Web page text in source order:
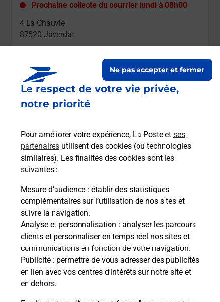
Le respect de votre vie privée,
notre priorité
Pour améliorer votre expérience, La Poste et ses
partenaires utilisent des cookies (ou technologies
similaires). Les finalités des cookies sont les
suivantes :
Mesure d’audience : établir des statistiques
complémentaires sur l’utilisation de nos sites et
suivre la navigation.
Analyse et personnalisation : analyser les parcours
clients et personnaliser en temps réel nos sites et
communications en fonction de votre navigation.
Publicité : permettre de vous adresser des publicités
en lien avec vos centres d’intérêts sur notre site et
en dehors.
Ne pas accepter et fermer
Prochaine collecte du courrier lundi à 08h00
4 La Chauvie
87520 Javerdat
Boîte aux lettres La Poste
14 La Valette
87520 Javerdat
Le lien s'ouvre dans un nouvel onglet
Boîte aux lettres La Poste
Prochaine collecte du courrierlundià 08h00
1 Rue Du Cedre
87520 Javerdat
Le lien s'ouvre dans un nouvel onglet